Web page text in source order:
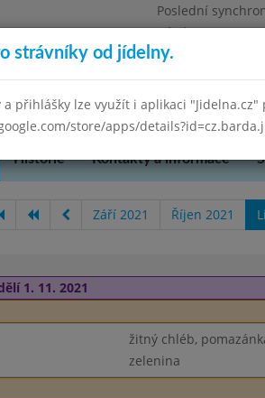
Poslední
Pátek 7.8.2026
Omezení
Město Libavá, příspěvková
Historie Kontakty a informace
Září 2021 Říjen 2021
1. 11. 2021
žitný chléb,
zelenina
strávníky od jídelny.
a přihlášky lze využít i aplikaci
store/apps/